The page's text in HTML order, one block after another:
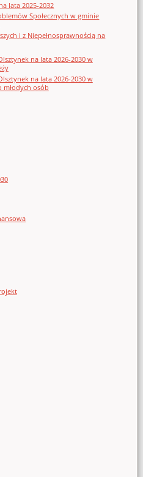
lata 2025-2032
Społecznych w gminie
i z Niepełnosprawnością na
na lata 2026-2030 w
na lata 2026-2030 w
młodych osób